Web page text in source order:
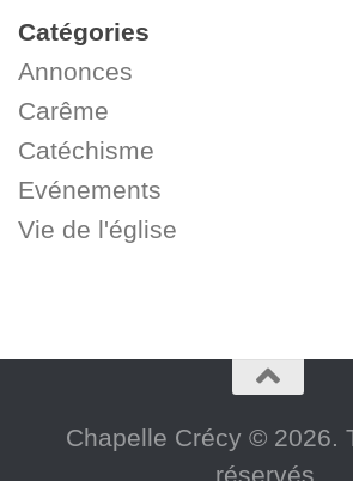
Catégories
Annonces
Carême
Catéchisme
Evénements
Vie de l'église
Chapelle Crécy © 2026.
réservés.